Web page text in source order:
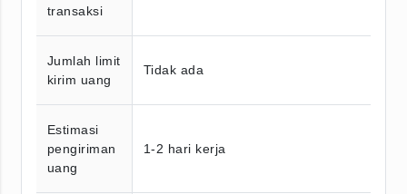
transaksi
Jumlah limit
kirim uang
Tidak ada
Estimasi
pengiriman
uang
1-2 hari kerja